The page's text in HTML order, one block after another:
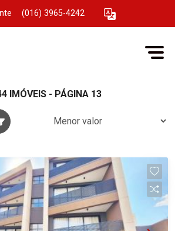
(016) 3965-4242
IMÓVEIS - PÁGINA 13